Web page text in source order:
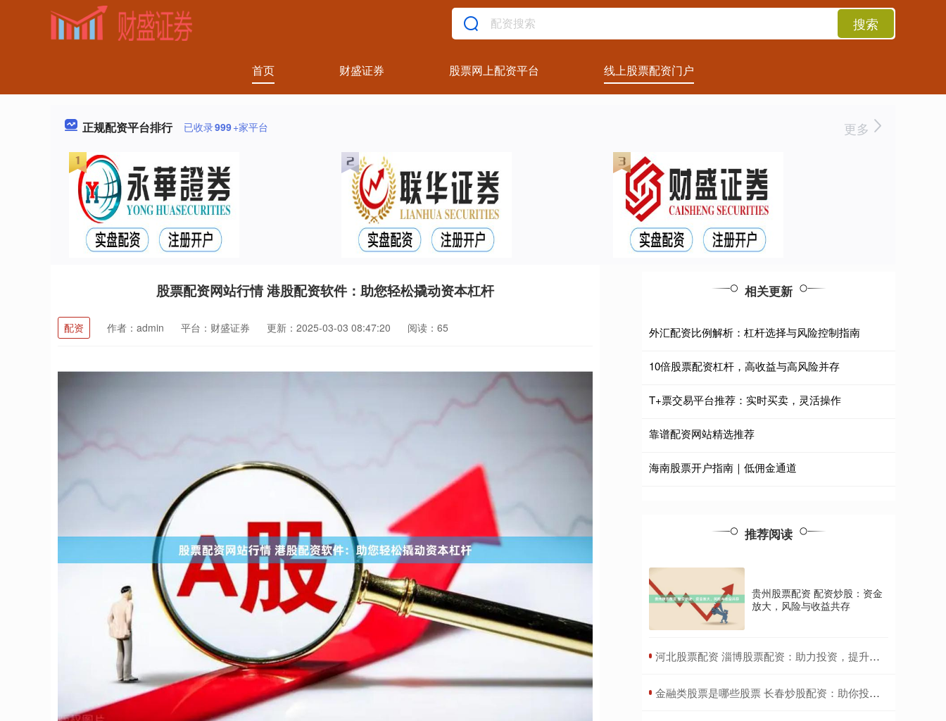
搜索
首页 财盛证券 股票网上配资平台 线上股票配资门户
正规配资平台排行 已收录999+家平台 更多
股票配资网站行情 港股配资软件：助您轻松撬动资本杠杆
配资 作者：admin 平台：财盛证券 更新：2025-03-03 08:47:20 阅读：65
相关更新
外汇配资比例解析：杠杆选择与风险控制指南
10倍股票配资杠杆，高收益与高风险并存
T+票交易平台推荐：实时买卖，灵活操作
靠谱配资网站精选推荐
海南股票开户指南｜低佣金通道
推荐阅读
贵州股票配资 配资炒股：资金
放大，风险与收益共存
​河北股票配资 淄博股票配资：助力投资，提升收益
​金融类股票是哪些股票 长春炒股配资：助你投资腾飞，把握财富机遇